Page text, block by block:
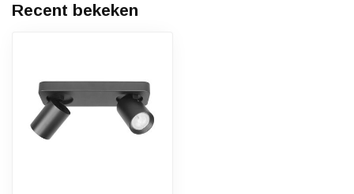
Recent bekeken